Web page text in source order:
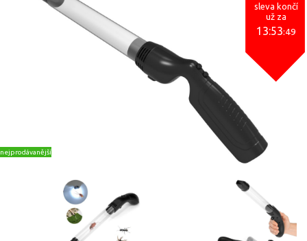
sleva končí
už za
13:53:49
nejprodávanější